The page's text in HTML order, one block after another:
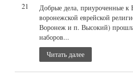
21
Добрые дела, приуроченные к
воронежской еврейской
Воронеж и п. Высокий)
наборов...
Читать далее